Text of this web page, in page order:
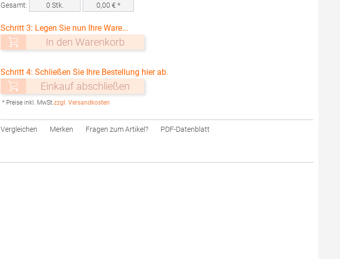
Gesamt: 0 Stk. 0,00 € *
Schritt 3: Legen Sie nun Ihre Ware...
In den Warenkorb
Schritt 4: Schließen Sie Ihre Bestellung hier ab.
Einkauf abschließen
* Preise inkl. MwSt.zzgl. Versandkosten
Vergleichen Merken Fragen zum Artikel? PDF-Datenblatt